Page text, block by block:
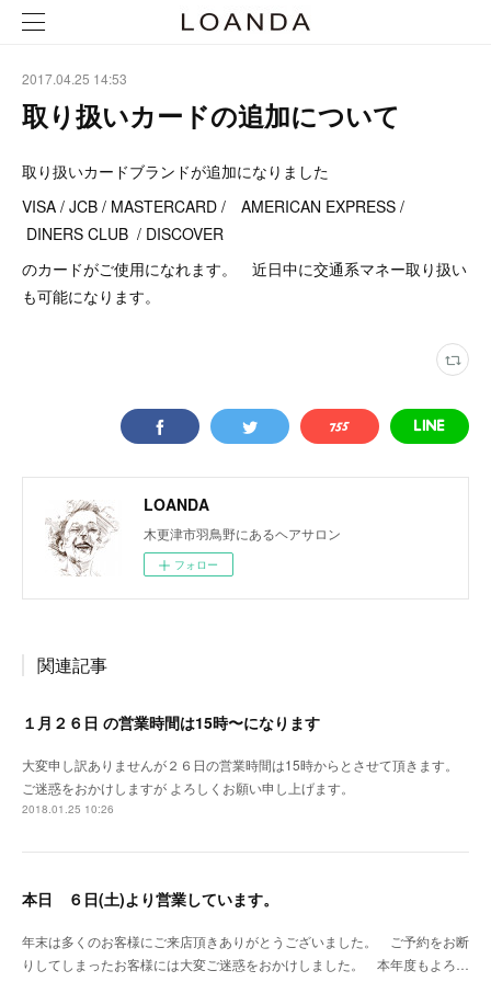
2017.04.25 14:53
取り扱いカードの追加について
取り扱いカードブランドが追加になりました
VISA / JCB / MASTERCARD / AMERICAN EXPRESS /
DINERS CLUB / DISCOVER
のカードがご使用になれます。 近日中に交通系マネー取り扱い
も可能になります。
LOANDA
木更津市羽鳥野にあるヘアサロン
フォロー
関連記事
１月２６日 の営業時間は15時〜になります
大変申し訳ありませんが２６日の営業時間は15時からとさせて頂きます。
ご迷惑をおかけしますが よろしくお願い申し上げます。
2018.01.25 10:26
本日 ６日(土)より営業しています。
年末は多くのお客様にご来店頂きありがとうございました。 ご予約をお断
りしてしまったお客様には大変ご迷惑をおかけしました。 本年度もよろ…